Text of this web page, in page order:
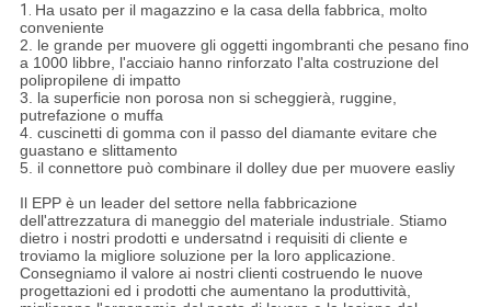
1. Ha usato per il magazzino e la casa della fabbrica, molto
conveniente
2. le grande per muovere gli oggetti ingombranti che pesano fino
a 1000 libbre, l'acciaio hanno rinforzato l'alta costruzione del
polipropilene di impatto
3. la superficie non porosa non si scheggierà, ruggine,
putrefazione o muffa
4. cuscinetti di gomma con il passo del diamante evitare che
guastano e slittamento
5. il connettore può combinare il dolley due per muovere easliy
Il EPP è un leader del settore nella fabbricazione
dell'attrezzatura di maneggio del materiale industriale. Stiamo
dietro i nostri prodotti e undersatnd i requisiti di cliente e
troviamo la migliore soluzione per la loro applicazione.
Consegniamo il valore ai nostri clienti costruendo le nuove
progettazioni ed i prodotti che aumentano la produttività,